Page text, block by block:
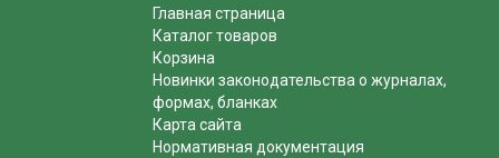
Главная страница
Каталог товаров
Корзина
Новинки законодательства о журналах,
формах, бланках
Карта сайта
Нормативная документация